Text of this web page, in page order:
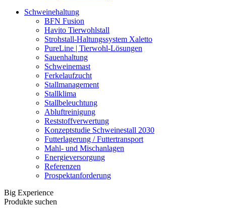
Schweinehaltung
BFN Fusion
Havito Tierwohlstall
Strohstall-Haltungssystem Xaletto
PureLine | Tierwohl-Lösungen
Sauenhaltung
Schweinemast
Ferkelaufzucht
Stallmanagement
Stallklima
Stallbeleuchtung
Abluftreinigung
Reststoffverwertung
Konzeptstudie Schweinestall 2030
Futterlagerung / Futtertransport
Mahl- und Mischanlagen
Energieversorgung
Referenzen
Prospektanforderung
Big Experience
Produkte suchen